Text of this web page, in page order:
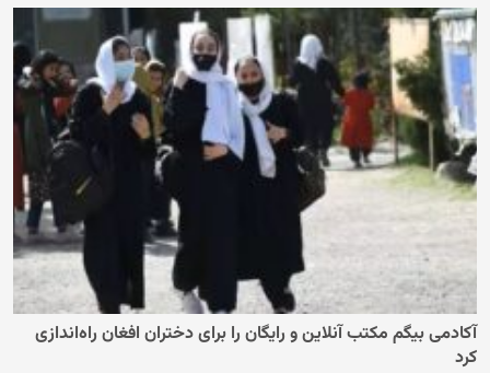
آکادمی بیگم مکتب آنلاین و رایگان را برای دختران افغان راه‌اندازی
کرد